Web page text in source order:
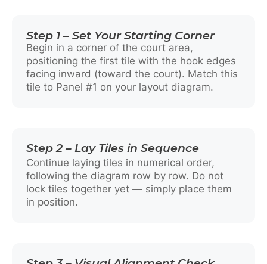
Step 1 – Set Your Starting Corner
Begin in a corner of the court area,
positioning the first tile with the hook edges
facing inward (toward the court). Match this
tile to Panel #1 on your layout diagram.
Step 2 – Lay Tiles in Sequence
Continue laying tiles in numerical order,
following the diagram row by row. Do not
lock tiles together yet — simply place them
in position.